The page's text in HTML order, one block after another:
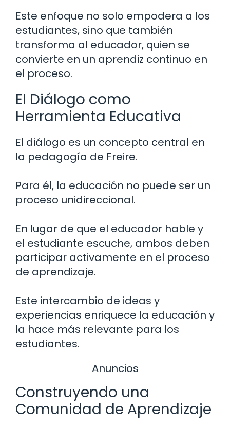
Este enfoque no solo empodera a los
estudiantes, sino que también
transforma al educador, quien se
convierte en un aprendiz continuo en
el proceso.
El Diálogo como
Herramienta Educativa
El diálogo es un concepto central en
la pedagogía de Freire.
Para él, la educación no puede ser un
proceso unidireccional.
En lugar de que el educador hable y
el estudiante escuche, ambos deben
participar activamente en el proceso
de aprendizaje.
Este intercambio de ideas y
experiencias enriquece la educación y
la hace más relevante para los
estudiantes.
Anuncios
Construyendo una
Comunidad de Aprendizaje